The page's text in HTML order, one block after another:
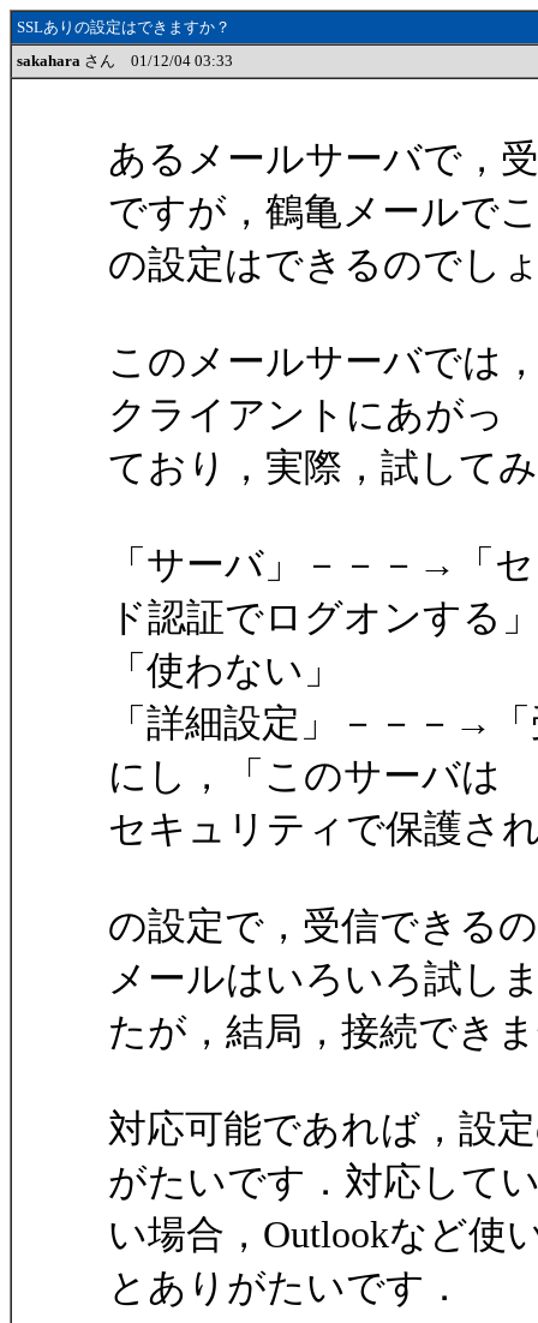
SSLありの設定はできますか？
sakahara さん 01/12/04 03:33
あるメールサーバで，
ですが，鶴亀メールでこ
の設定はできるのでし
このメールサーバでは
クライアントにあがっ
ており，実際，試して
「サーバ」－－－→「
ド認証でログオンする
「使わない」
「詳細設定」－－－→
にし，「このサーバは
セキュリティで保護さ
の設定で，受信できる
メールはいろいろ試し
たが，結局，接続でき
対応可能であれば，設
がたいです．対応して
い場合，Outlookなど使
とありがたいです．